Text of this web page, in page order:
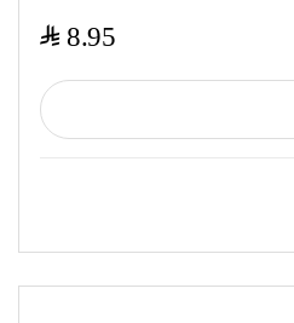
8.95
$